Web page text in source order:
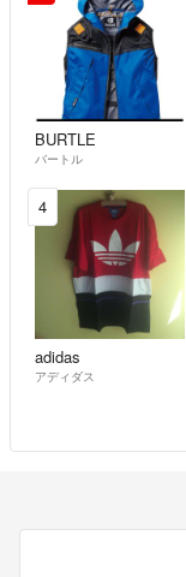
BURTLE
バートル
4
adidas
アディダス